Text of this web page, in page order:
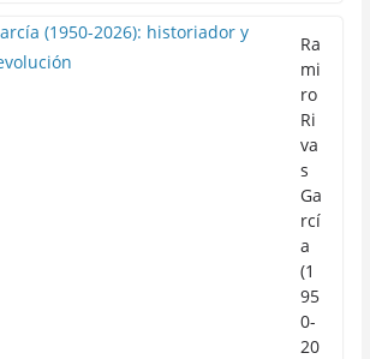
Ra
mi
ro
Ri
va
s
Ga
rcí
a
(1
95
0-
20